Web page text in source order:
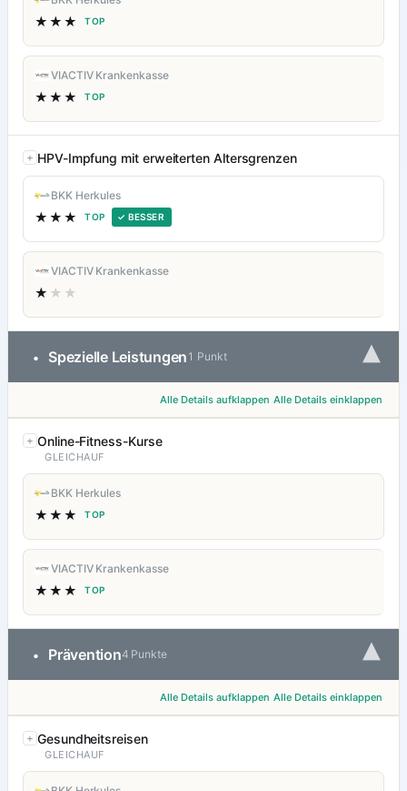
★★★ TOP
VIACTIV Krankenkasse
★★★ TOP
HPV-Impfung mit erweiterten Altersgrenzen
BKK Herkules
★★★ TOP ✓ BESSER
VIACTIV Krankenkasse
★ ★★
• Spezielle Leistungen 1 Punkt ▾
Alle Details aufklappen Alle Details einklappen
Online-Fitness-Kurse
GLEICHAUF
BKK Herkules
★★★ TOP
VIACTIV Krankenkasse
★★★ TOP
• Prävention4 Punkte ▾
Alle Details aufklappen Alle Details einklappen
Gesundheitsreisen
GLEICHAUF